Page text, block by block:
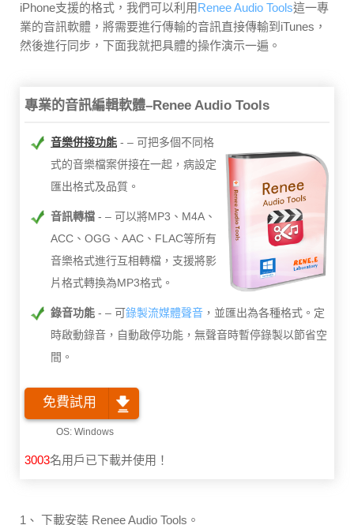
iPhone支援的格式，我們可以利用Renee Audio Tools這一專
業的音訊軟體，將需要進行傳輸的音訊直接傳輸到iTunes，
然後進行同步，下面我就把具體的操作演示一遍。
專業的音訊編輯軟體–Renee Audio Tools
音樂併接功能
– 可把多個不同格
式的音樂檔案併接在一起，病設定
匯出格式及品質。
音訊轉檔
– 可以將MP3、M4A、
ACC、OGG、AAC、FLAC等所有
音樂格式進行互相轉檔，支援將影
片格式轉換為MP3格式。
錄音功能 – 可錄製流媒體聲音 ，並匯出為各種格式。定
時啟動錄音，自動啟停功能，無聲音時暫停錄製以節省空
間。
免費試用
3003名用戶已下載并使用！
1、 下載安裝 Renee Audio Tools。